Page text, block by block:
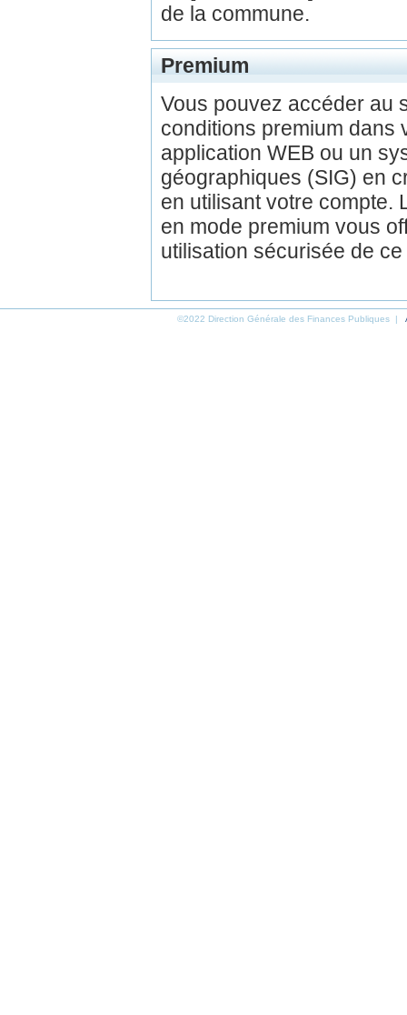
de la commune.
Premium
Vous pouvez accéder au
conditions premium dans
application WEB ou un
géographiques (SIG) en
en utilisant votre compte.
en mode premium vous
utilisation sécurisée de
©2022 Direction Générale des Finances Publiques |